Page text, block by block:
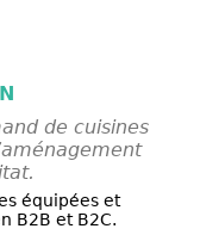
de cuisines
équipées et
B2B et B2C.